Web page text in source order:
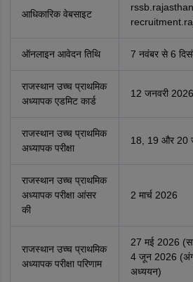
आधिकारिक वेबसाइट
ऑनलाइन आवेदन तिथि 7 नवंबर से 6
राजस्थान उच्च प्राथमिक
अध्यापक एडमिट कार्ड
12 जनवरी 2026
राजस्थान उच्च प्राथमिक
अध्यापक परीक्षा
18, 19 और 20
राजस्थान उच्च प्राथमिक
अध्यापक परीक्षा आंसर
की
2 मार्च 2026
राजस्थान उच्च प्राथमिक
अध्यापक परीक्षा परिणाम
27 मई 2026
4 जून 2026
अध्ययन)